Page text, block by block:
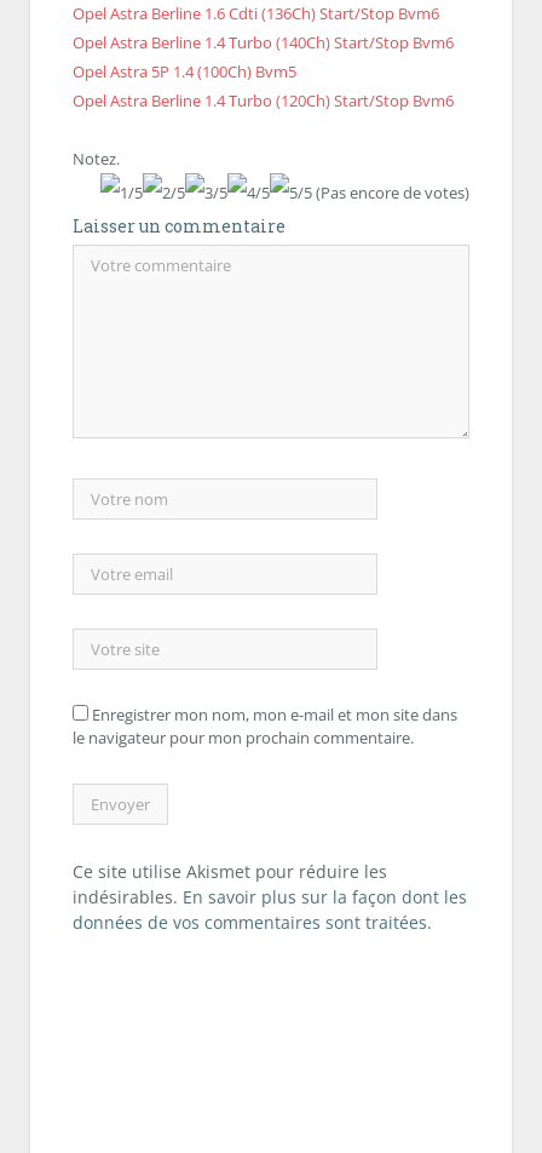
Opel Astra Berline 1.6 Cdti (136Ch) Start/Stop Bvm6
Opel Astra Berline 1.4 Turbo (140Ch) Start/Stop Bvm6
Opel Astra 5P 1.4 (100Ch) Bvm5
Opel Astra Berline 1.4 Turbo (120Ch) Start/Stop Bvm6
Notez.
(Pas encore de votes)
Laisser un commentaire
Enregistrer mon nom, mon e-mail et mon site dans
le navigateur pour mon prochain commentaire.
Ce site utilise Akismet pour réduire les
indésirables. En savoir plus sur la façon dont les
données de vos commentaires sont traitées.